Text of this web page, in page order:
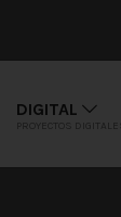
DIGITAL
PROYECTOS DIGITALES